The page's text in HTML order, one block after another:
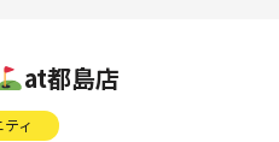
at都島店
ィ